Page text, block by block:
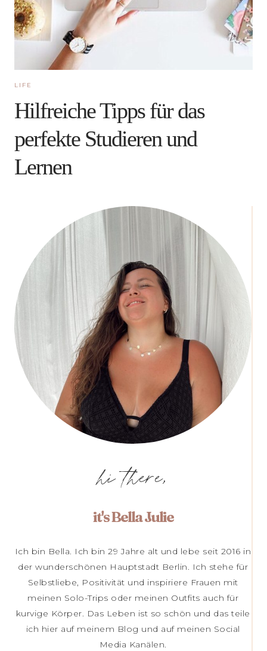
LIFE
Hilfreiche Tipps für das
perfekte Studieren und
Lernen
hi there,
it's Bella Julie
Ich bin Bella. Ich bin 29 Jahre alt und lebe seit 2016 in
der wunderschönen Hauptstadt Berlin. Ich stehe für
Selbstliebe, Positivität und inspiriere Frauen mit
meinen Solo-Trips oder meinen Outfits auch für
kurvige Körper. Das Leben ist so schön und das teile
ich hier auf meinem Blog und auf meinen Social
Media Kanälen.